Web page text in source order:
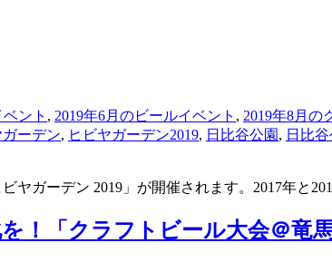
ント , 2019年6月のビールイベント , 2019年8月の
ガーデン, ヒビヤガーデン2019, 日比谷公園 , 日比
ヤガーデン 2019」が開催されます。2017年と
！「クラフトビール大会＠竜